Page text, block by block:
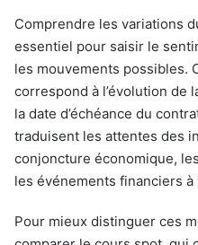
Comprendre les variations
essentiel pour saisir le
les mouvements possibles.
correspond à l’évolution de
la date d’échéance du
traduisent les attentes des
conjoncture économique,
les événements financiers à
Pour mieux distinguer ces